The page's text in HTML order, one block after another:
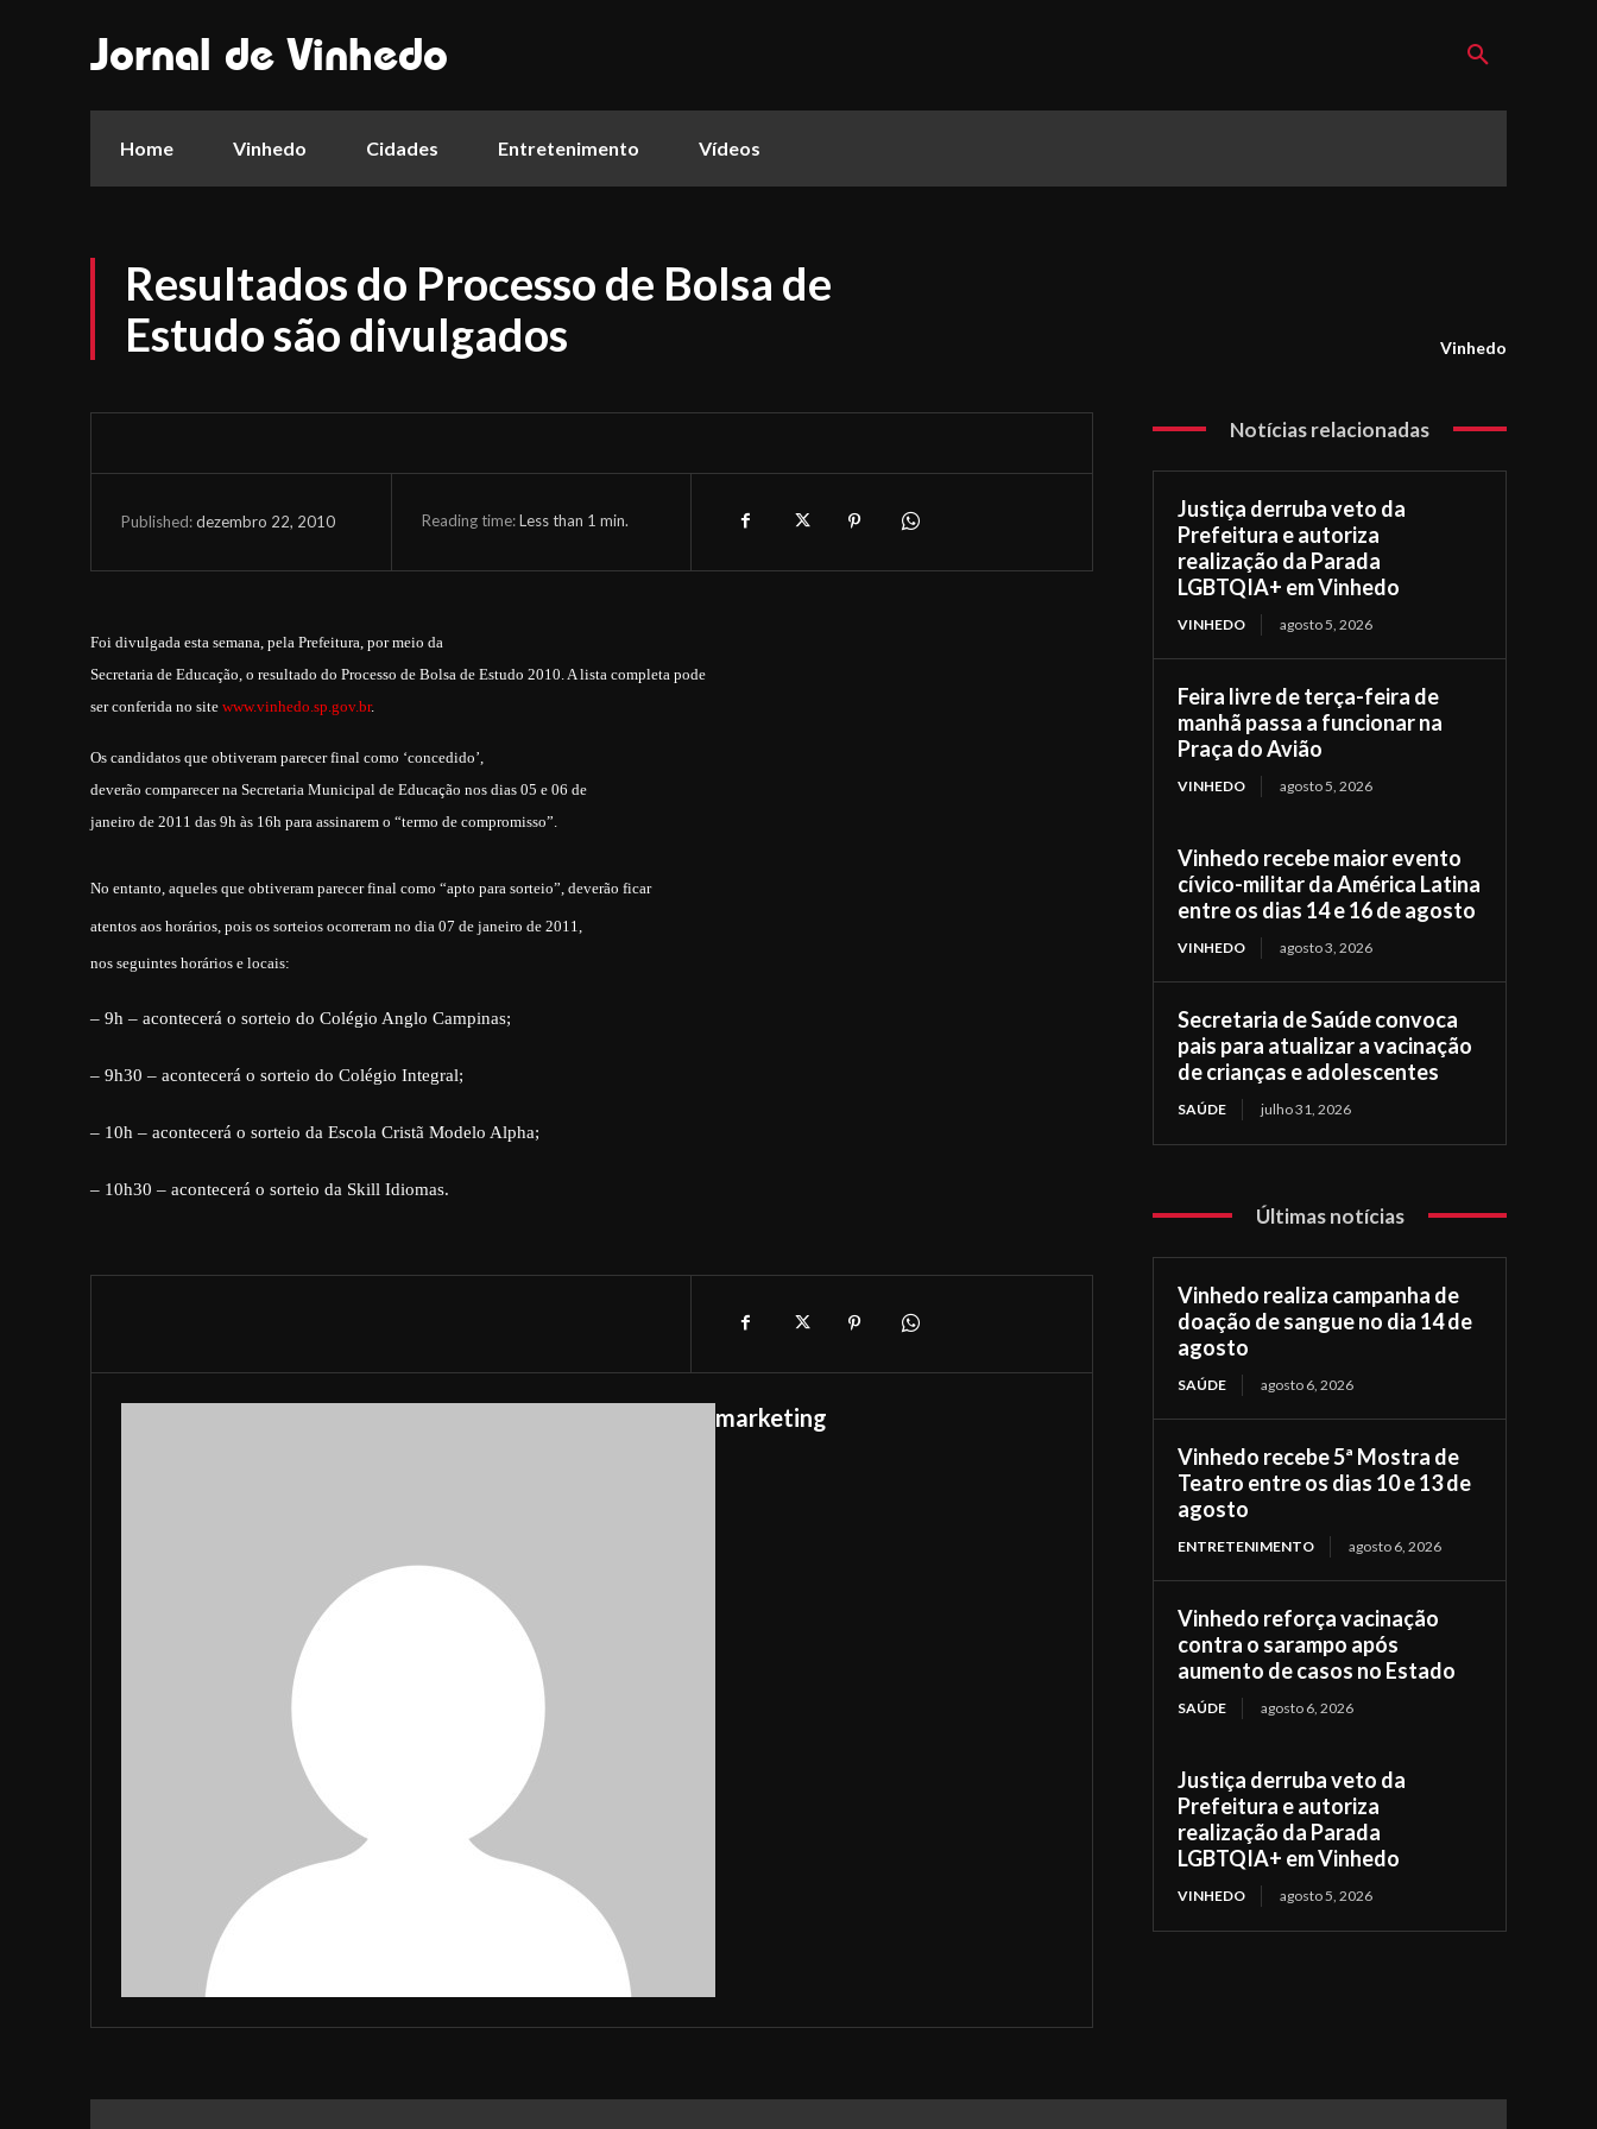
Jornal de Vinhedo
Home Vinhedo Cidades Entretenimento Vídeos
Resultados do Processo de Bolsa de
Estudo são divulgados
Vinhedo
Published:dezembro 22, 2010 Reading time:Less than 1 min.
Foi divulgada esta semana, pela Prefeitura, por meio da
Secretaria de Educação, o resultado do Processo de Bolsa de Estudo 2010. A lista completa pode
ser conferida no site www.vinhedo.sp.gov.br.
Os candidatos que obtiveram parecer final como ‘concedido’,
deverão comparecer na Secretaria Municipal de Educação nos dias 05 e 06 de
janeiro de 2011 das 9h às 16h para assinarem o “termo de compromisso”.
No entanto, aqueles que obtiveram parecer final como “apto para sorteio”, deverão ficar
atentos aos horários, pois os sorteios ocorreram no dia 07 de janeiro de 2011,
nos seguintes horários e locais:
– 9h – acontecerá o sorteio do Colégio Anglo Campinas;
– 9h30 – acontecerá o sorteio do Colégio Integral;
– 10h – acontecerá o sorteio da Escola Cristã Modelo Alpha;
– 10h30 – acontecerá o sorteio da Skill Idiomas.
marketing
Notícias relacionadas
Justiça derruba veto da
Prefeitura e autoriza
realização da Parada
LGBTQIA+ em Vinhedo
VINHEDO agosto 5, 2026
Feira livre de terça-feira de
manhã passa a funcionar na
Praça do Avião
VINHEDO agosto 5, 2026
Vinhedo recebe maior evento
cívico-militar da América Latina
entre os dias 14 e 16 de agosto
VINHEDO agosto 3, 2026
Secretaria de Saúde convoca
pais para atualizar a vacinação
de crianças e adolescentes
SAÚDE julho 31, 2026
Últimas notícias
Vinhedo realiza campanha de
doação de sangue no dia 14 de
agosto
SAÚDE agosto 6, 2026
Vinhedo recebe 5ª Mostra de
Teatro entre os dias 10 e 13 de
agosto
ENTRETENIMENTO agosto 6, 2026
Vinhedo reforça vacinação
contra o sarampo após
aumento de casos no Estado
SAÚDE agosto 6, 2026
Justiça derruba veto da
Prefeitura e autoriza
realização da Parada
LGBTQIA+ em Vinhedo
VINHEDO agosto 5, 2026